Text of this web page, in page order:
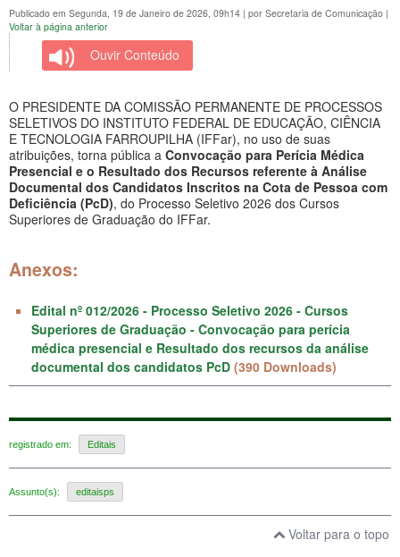
Publicado em Segunda, 19 de Janeiro de 2026, 09h14 | por Secretaria de Comunicação |
Voltar à página anterior
Ouvir Conteúdo
O PRESIDENTE DA COMISSÃO PERMANENTE DE PROCESSOS
SELETIVOS DO INSTITUTO FEDERAL DE EDUCAÇÃO, CIÊNCIA
E TECNOLOGIA FARROUPILHA (IFFar), no uso de suas
atribuições, torna pública a Convocação para Perícia Médica
Presencial e o Resultado dos Recursos referente à Análise
Documental dos Candidatos Inscritos na Cota de Pessoa com
Deficiência (PcD), do Processo Seletivo 2026 dos Cursos
Superiores de Graduação do IFFar.
Anexos:
Edital nº 012/2026 - Processo Seletivo 2026 - Cursos
Superiores de Graduação - Convocação para perícia
médica presencial e Resultado dos recursos da análise
documental dos candidatos PcD (390 Downloads)
registrado em: Editais
Assunto(s): editaisps
Voltar para o topo